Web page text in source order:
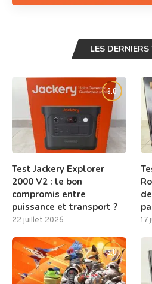
LES DERNIERS
9.0
Test Jackery Explorer
2000 V2 : le bon
compromis entre
puissance et transport ?
22 juillet 2026 17
8.0